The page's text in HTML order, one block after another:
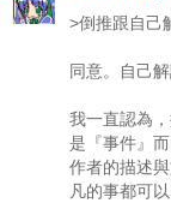
>倒推跟自己
同意。自己
我一直認為
是『事件』
作者的描述
凡的事都可